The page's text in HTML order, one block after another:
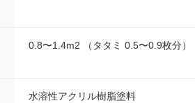
0.8〜1.4m2 （タタミ 0.5〜0.9枚分）
水溶性アクリル樹脂塗料